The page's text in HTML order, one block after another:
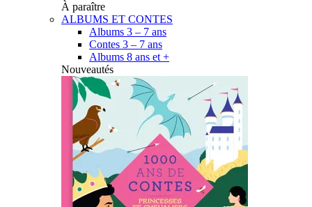
À paraître
ALBUMS ET CONTES
Albums 3 – 7 ans
Contes 3 – 7 ans
Albums 8 ans et +
Nouveautés